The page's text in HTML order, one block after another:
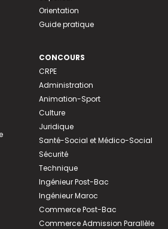
Orientation
Guide pratique
CONCOURS
CRPE
Administration
Animation-Sport
Culture
Juridique
Santé-Social et Médico-Social
Sécurité
Technique
Ingénieur Post-Bac
Ingénieur Maroc
Commerce Post-Bac
Commerce Admission Parallèle